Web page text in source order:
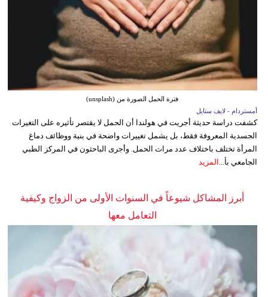
فترة الحمل الصورة من (unsplash)
أمستردام - لايف ستايل
كشفت دراسة حديثة أجريت في هولندا أن الحمل لا يقتصر تأثيره على التغيرات
الجسدية المعروفة فقط، بل يشمل تغييرات واضحة في بنية ووظائف دماغ
المرأة تختلف باختلاف عدد مرات الحمل. وأجرى الباحثون في المركز الطبي
الجامعي بأ... المزيد
أبرز المشاكل شيوعاً في السنوات الأولى من الزواج وكيفية
التعامل معها